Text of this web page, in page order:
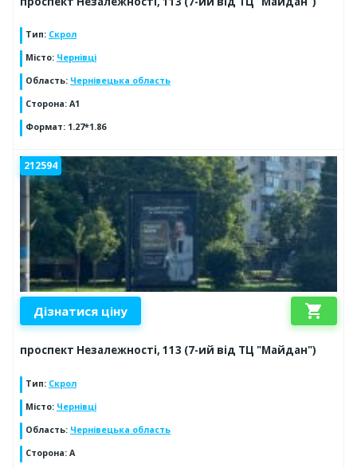
Тип: Скрол
Місто: Чернівці
Область: Чернівецька область
Сторона: А1
Формат: 1.27*1.86
212594
Дізнатися ціну shopping_cart
проспект Незалежності, 113 (7-ий від ТЦ "Майдан")
Тип: Скрол
Місто: Чернівці
Область: Чернівецька область
Сторона: А